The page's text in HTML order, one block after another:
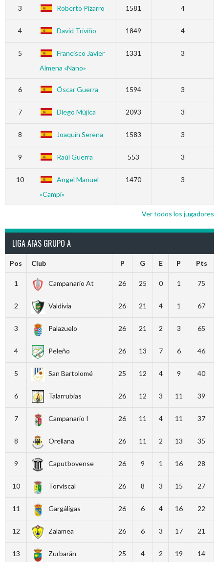
3 Roberto Pizarro 1581 4
4 David Triviño 1849 4
5
Francisco Javier
Almena «Nano»
1331 3
6 Óscar Guerra 1594 3
7 Diego Mújica 2093 3
8 Joaquín Serena 1583 3
9 Raúl Guerra 553 3
10
Angel Manuel
«Campi»
1470 3
Ver todos los jugadores
LIGA AFAS GRUPO A
Pos Club P G E P Pts
1 Campanario At 26 25 0 1 75
2 Valdivia 26 21 4 1 67
3 Palazuelo 26 21 2 3 65
4 Peleño 26 13 7 6 46
5 San Bartolomé 25 12 4 9 40
6 Talarrubias 26 12 3 11 39
7 Campanario I 26 11 4 11 37
8 Orellana 26 11 2 13 35
9 Caputbovense 26 9 1 16 28
10 Torviscal 26 8 3 15 27
11 Gargáligas 26 6 4 16 22
12 Zalamea 26 6 3 17 21
13 Zurbarán 25 4 2 19 14